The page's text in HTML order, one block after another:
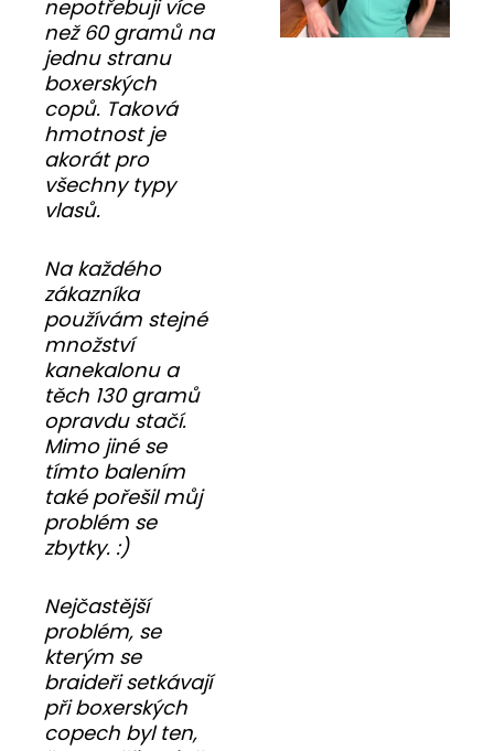
nepotřebuji více
než 60 gramů na
jednu stranu
boxerských
copů. Taková
hmotnost je
akorát pro
všechny typy
vlasů.
Na každého
zákazníka
používám stejné
množství
kanekalonu a
těch 130 gramů
opravdu stačí.
Mimo jiné se
tímto balením
také pořešil můj
problém se
zbytky. :)
Nejčastější
problém, se
kterým se
braideři setkávají
při boxerských
copech byl ten,